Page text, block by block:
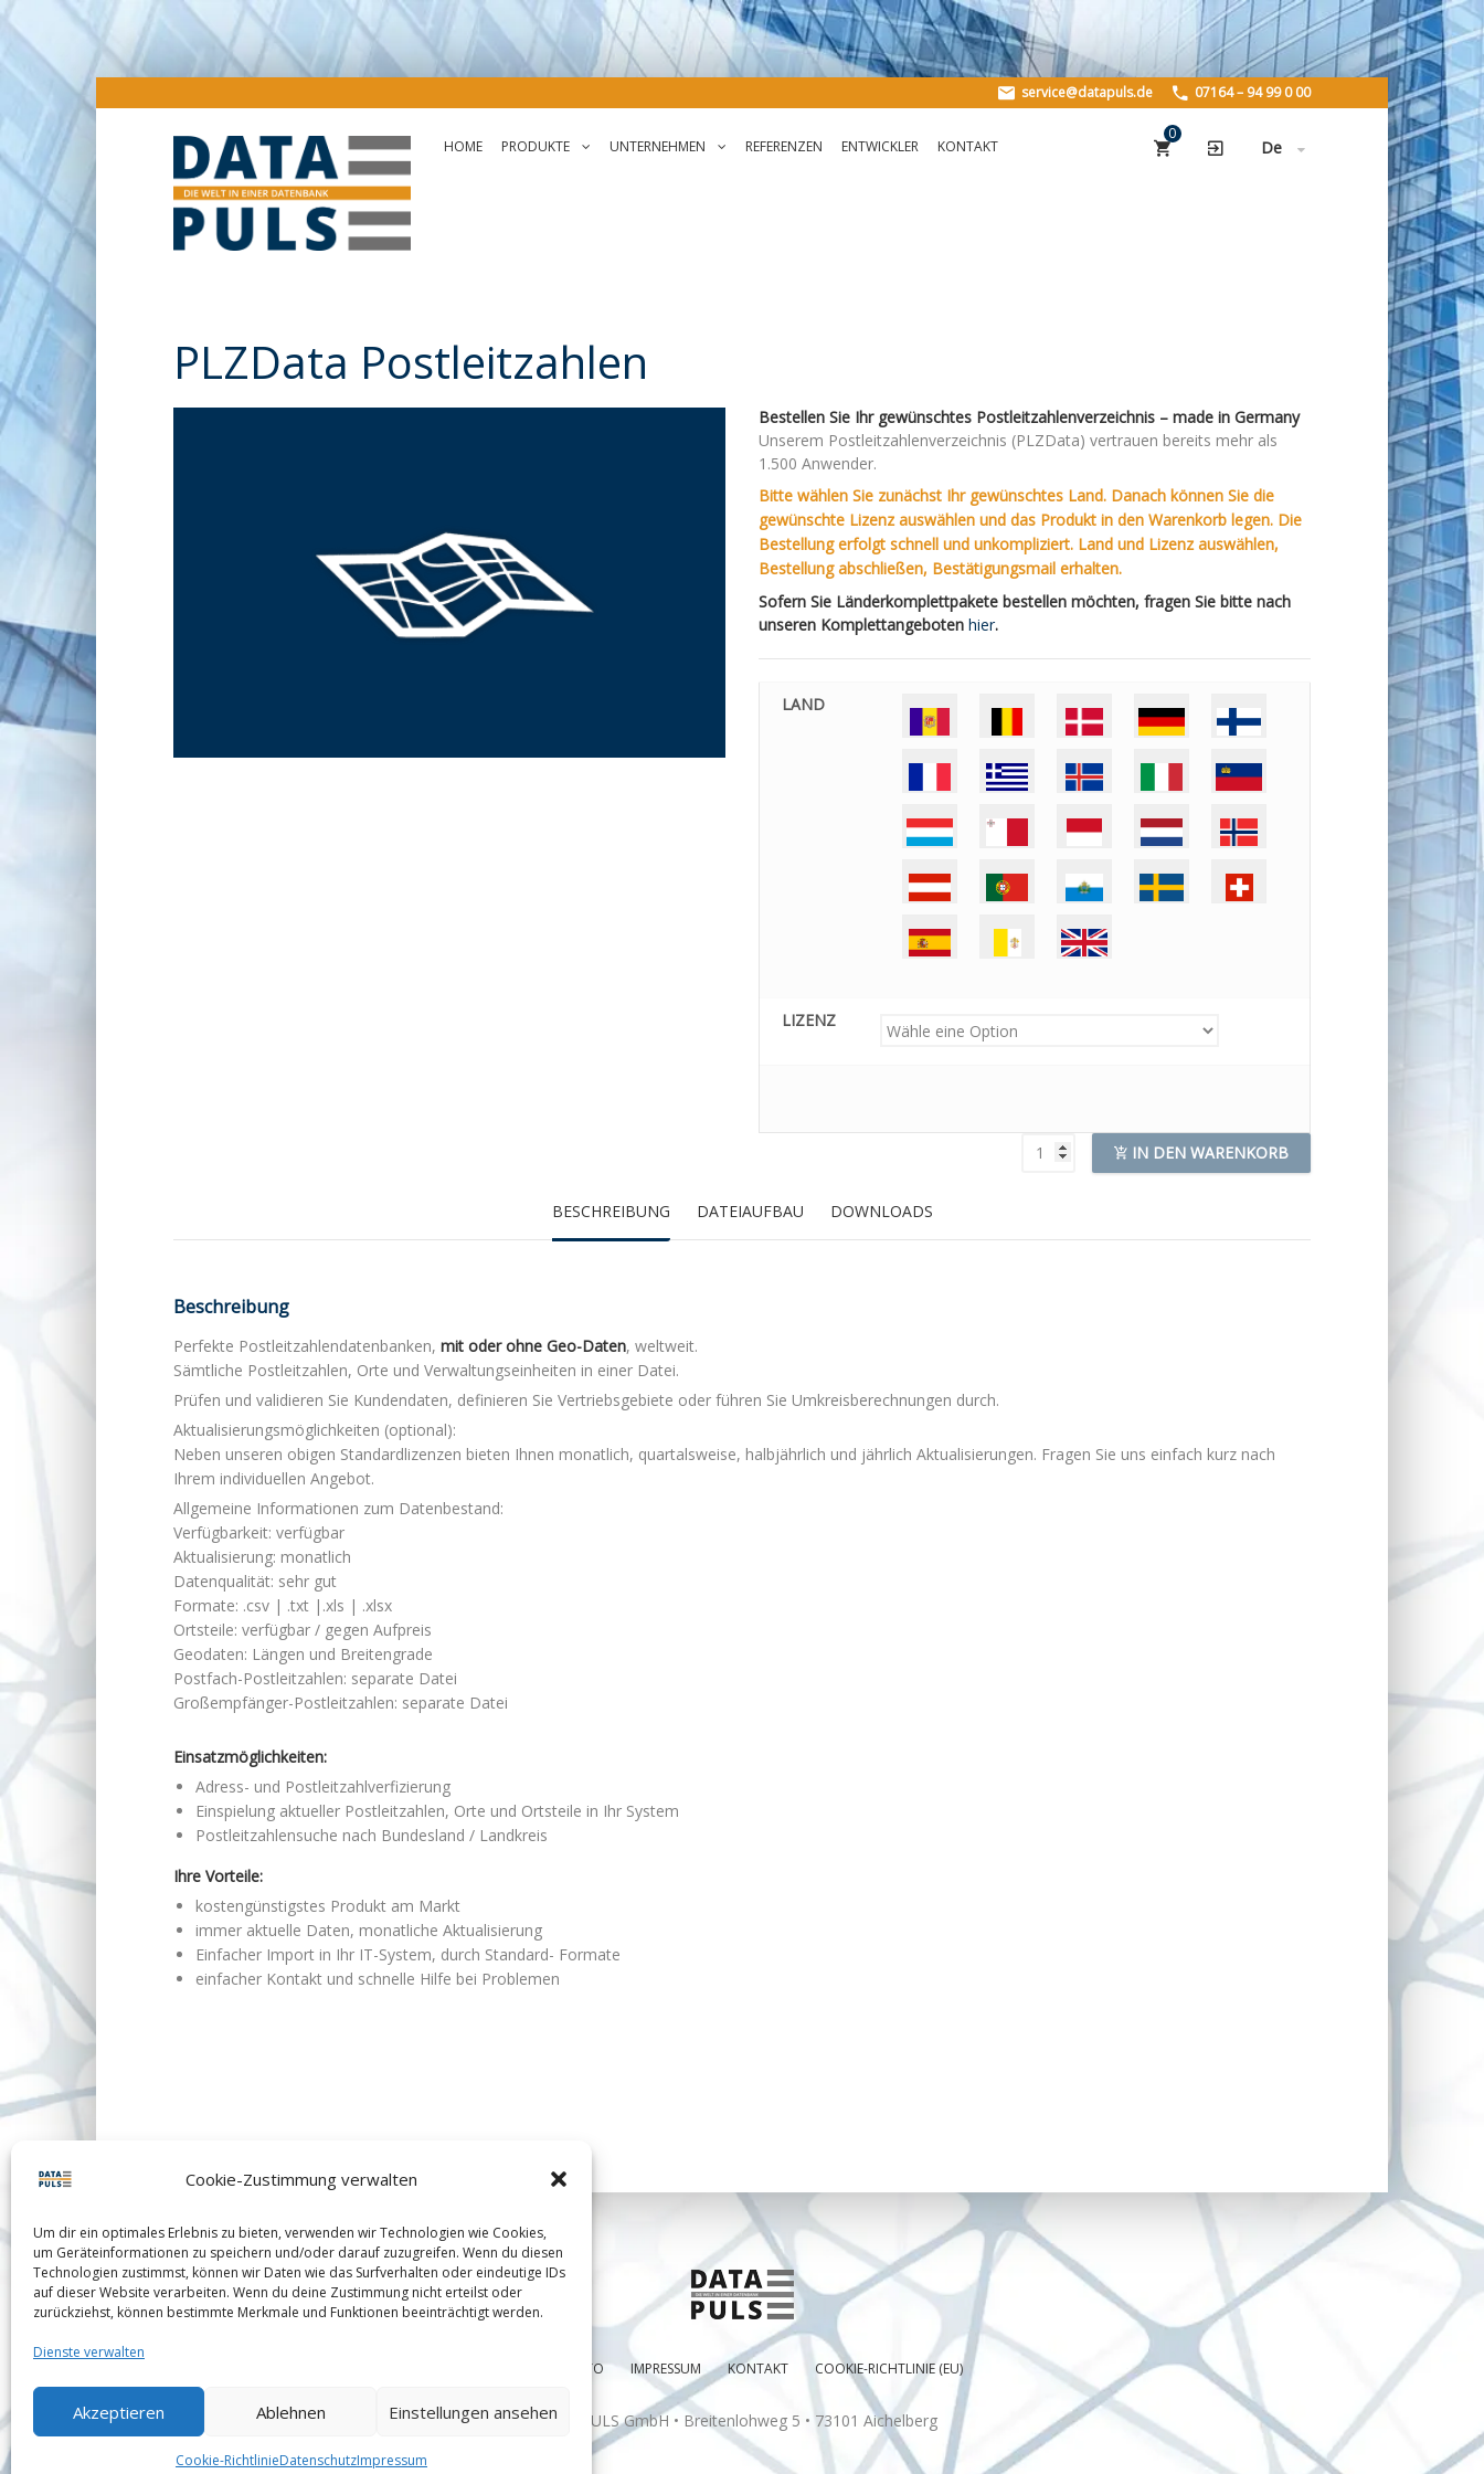
Cookie-Zustimmung verwalten
Um dir ein optimales Erlebnis zu bieten, verwenden wir Technologien wie Cookies,
um Geräteinformationen zu speichern und/oder darauf zuzugreifen. Wenn du diesen
Technologien zustimmst, können wir Daten wie das Surfverhalten oder eindeutige IDs
auf dieser Website verarbeiten. Wenn du deine Zustimmung nicht erteilst oder
zurückziehst, können bestimmte Merkmale und Funktionen beeinträchtigt werden.
Dienste verwalten
Akzeptieren Ablehnen Einstellungen ansehen
Cookie-RichtlinieDatenschutzImpressum
service@datapuls.de 07164 – 94 99 0 00
HOME PRODUKTE
Gebäudedaten
UNTERNEHMEN REFERENZEN ENTWICKLER KONTAKT
0
De
PLZData Postleitzahlen
Bestellen Sie Ihr gewünschtes Postleitzahlenverzeichnis – made in Germany
Unserem Postleitzahlenverzeichnis (PLZData) vertrauen bereits mehr als
1.500 Anwender.
Bitte wählen Sie zunächst Ihr gewünschtes Land. Danach können Sie die
gewünschte Lizenz auswählen und das Produkt in den Warenkorb legen. Die
Bestellung erfolgt schnell und unkompliziert. Land und Lizenz auswählen,
Bestellung abschließen, Bestätigungsmail erhalten.
Sofern Sie Länderkomplettpakete bestellen möchten, fragen Sie bitte nach
unseren Komplettangeboten hier.
LAND
LIZENZ
PLZDATA
POSTLEITZAHLEN
IN DEN WARENKORB
BESCHREIBUNG DATEIAUFBAU DOWNLOADS
Beschreibung
Perfekte Postleitzahlendatenbanken, mit oder ohne Geo-Daten, weltweit.
Sämtliche Postleitzahlen, Orte und Verwaltungseinheiten in einer Datei.
Prüfen und validieren Sie Kundendaten, definieren Sie Vertriebsgebiete oder führen Sie Umkreisberechnungen durch.
Aktualisierungsmöglichkeiten (optional):
Neben unseren obigen Standardlizenzen bieten Ihnen monatlich, quartalsweise, halbjährlich und jährlich Aktualisierungen. Fragen Sie uns einfach kurz nach
Ihrem individuellen Angebot.
Allgemeine Informationen zum Datenbestand:
Verfügbarkeit: verfügbar
Aktualisierung: monatlich
Datenqualität: sehr gut
Formate: .csv | .txt |.xls | .xlsx
Ortsteile: verfügbar / gegen Aufpreis
Geodaten: Längen und Breitengrade
Postfach-Postleitzahlen: separate Datei
Großempfänger-Postleitzahlen: separate Datei
Einsatzmöglichkeiten:
Adress- und Postleitzahlverfizierung
Einspielung aktueller Postleitzahlen, Orte und Ortsteile in Ihr System
Postleitzahlensuche nach Bundesland / Landkreis
Ihre Vorteile:
kostengünstigstes Produkt am Markt
immer aktuelle Daten, monatliche Aktualisierung
Einfacher Import in Ihr IT-System, durch Standard- Formate
einfacher Kontakt und schnelle Hilfe bei Problemen
MEIN KONTO IMPRESSUM KONTAKT COOKIE-RICHTLINIE (EU)
DATAPULS GmbH • Breitenlohweg 5 • 73101 Aichelberg
HOME
PRODUKTE
Historie
Stellenangebote
REFERENZEN
ENTWICKLER
NEWS